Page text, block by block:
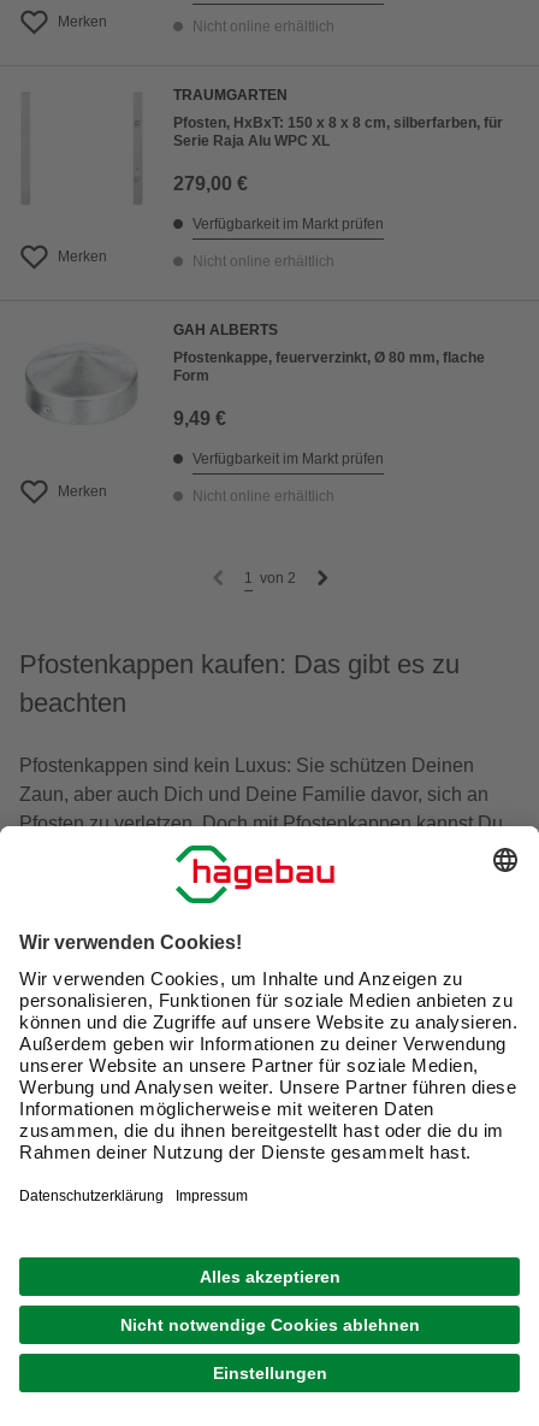
Merken Nicht online erhältlich
Merken
TRAUMGARTEN
Pfosten, HxBxT: 150 x 8 x 8 cm, silberfarben, für
Serie Raja Alu WPC XL
279,00 €
Verfügbarkeit im Markt prüfen
Nicht online erhältlich
Merken
GAH ALBERTS
Pfostenkappe, feuerverzinkt, Ø 80 mm, flache
Form
9,49 €
Verfügbarkeit im Markt prüfen
Nicht online erhältlich
1 von 2
Pfostenkappen kaufen: Das gibt es zu
beachten
Pfostenkappen sind kein Luxus: Sie schützen Deinen
Zaun, aber auch Dich und Deine Familie davor, sich an
Pfosten zu verletzen. Doch mit Pfostenkappen kannst Du
Deinem Zaun auch einen besonderen Stil verleihen. Es
gibt die Abdeckungen in verschiedenen Farben und in
mehreren Varianten für bestimmte Zäune ihrer Marke an.
Deshalb ist es klug, gleich beim Kauf von Pfosten darauf
zu schauen, welche unterschiedlichen Kappen es für sie
gibt. Denn vor den Gestaltungsmöglichkeiten kommt die
richtige Passform: Eine Pfostenkappe sollte kein „Spiel“
haben, sondern richtig gut auf dem oberen Ende Deiner
Pfosten sitzen, egal ob sie eckig, rund oder halbrund sind.
In ihrer Funktion unterscheiden sich die Kappen dagegen
haben solltest:
Pfostenkappen müssen passen:Eine Kappe, die
wackelt oder manchmal einfach herunterfällt, ist
schlecht. Größe und Form der Kappe sollten so gut wie
möglich zur Größe und Form der Pfosten passen.